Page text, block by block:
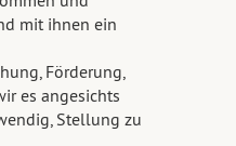
mit ihnen ein
Förderung,
es angesichts
Stellung zu